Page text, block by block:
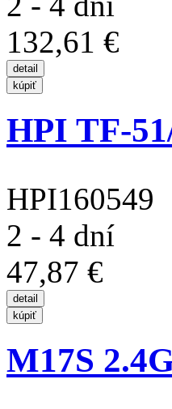
132,61 €
HPI TF-
HPI160549
2 - 4 dní
47,87 €
M17S